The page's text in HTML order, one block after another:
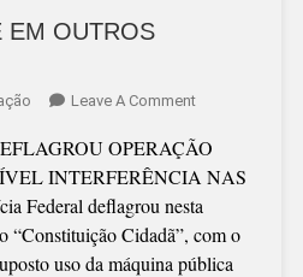
EM OUTROS
Leave A CommentOn
AGE
EM
SC
E
EM
OPERAÇÃO
INTERFERÊNCIA NAS
Federal deflagrou nesta
“Constituição Cidadã”, com o
uso da máquina pública